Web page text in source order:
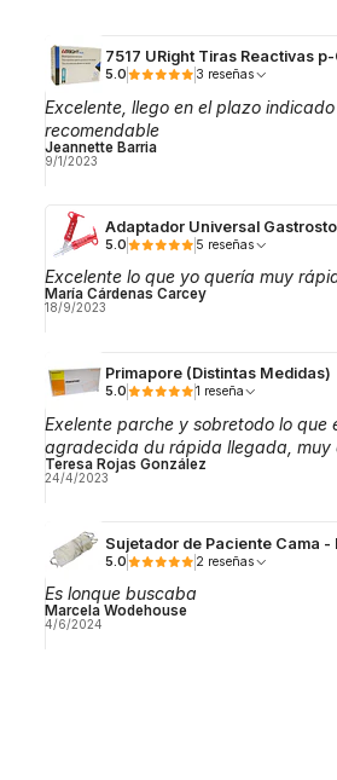
7517 URight Tiras Reactivas
5.0 3 reseñas
Excelente, llego en el plazo indicado
recomendable
Jeannette Barria
9/1/2023
Adaptador Universal
5.0 5 reseñas
Excelente lo que yo quería muy
María Cárdenas Carcey
18/9/2023
Primapore (Distintas Medidas)
5.0 1 reseña
Exelente parche y sobretodo lo que
agradecida du rápida llegada, muy
Teresa Rojas González
24/4/2023
Sujetador de Paciente Cama -
5.0 2 reseñas
Es lonque buscaba
Marcela Wodehouse
4/6/2024